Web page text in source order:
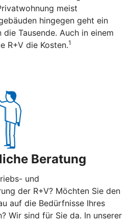
meist
hingegen geht ein
Tausende. Auch in einem
R+V die Kosten.1
Beratung
und
der R+V? Möchten Sie den
auf die Bedürfnisse Ihres
Wir sind für Sie da. In unserer